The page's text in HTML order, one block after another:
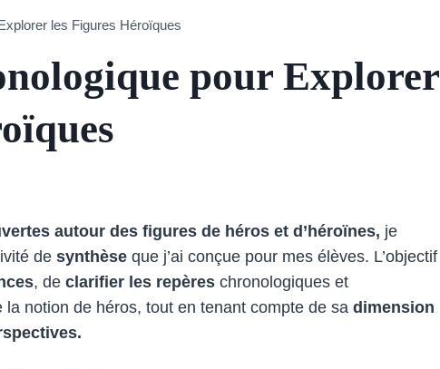
les Figures Héroïques
pour Explorer
autour des figures de héros et d’héroïnes, je
de synthèse que j’ai conçue pour mes élèves. L’objectif
, de clarifier les repères chronologiques et
la notion de héros, tout en tenant compte de sa dimension